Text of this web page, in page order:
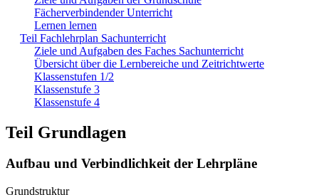
Fächerverbindender Unterricht
Lernen lernen
Teil Fachlehrplan Sachunterricht
Ziele und Aufgaben des Faches Sachunterricht
Übersicht über die Lernbereiche und Zeitrichtwerte
Klassenstufen 1/2
Klassenstufe 3
Klassenstufe 4
Teil Grundlagen
Aufbau und Verbindlichkeit der Lehrpläne
Grundstruktur